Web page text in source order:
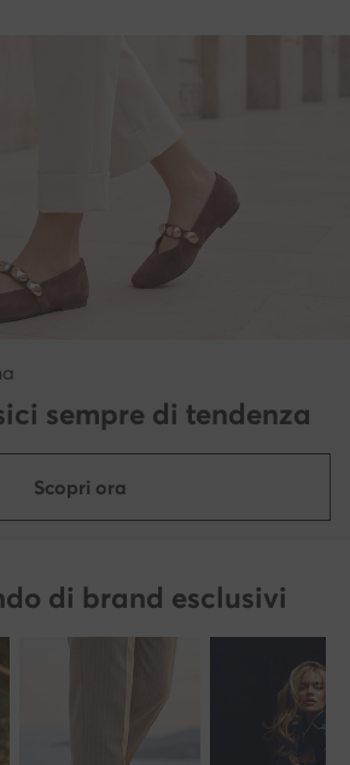
sempre di tendenza
Scopri ora
di brand esclusivi